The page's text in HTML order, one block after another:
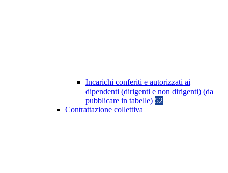
Incarichi conferiti e autorizzati ai
dipendenti (dirigenti e non dirigenti) (da
pubblicare in tabelle) 52
Contrattazione collettiva